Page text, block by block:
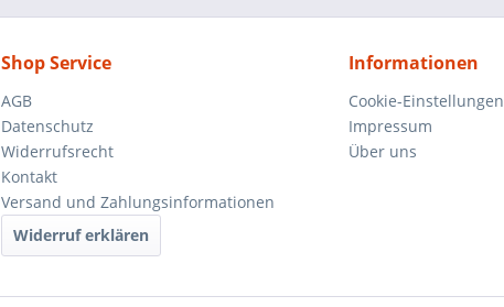
Shop Service
AGB
Datenschutz
Widerrufsrecht
Kontakt
Versand und Zahlungsinformationen
Widerruf erklären
Informationen
Cookie-Einstellungen
Impressum
Über uns